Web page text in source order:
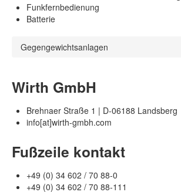
Funkfernbedienung
Batterie
Gegengewichtsanlagen
Wirth GmbH
Brehnaer Straße 1 | D-06188 Landsberg
info[at]wirth-gmbh.com
Fußzeile kontakt
+49 (0) 34 602 / 70 88-0
+49 (0) 34 602 / 70 88-111